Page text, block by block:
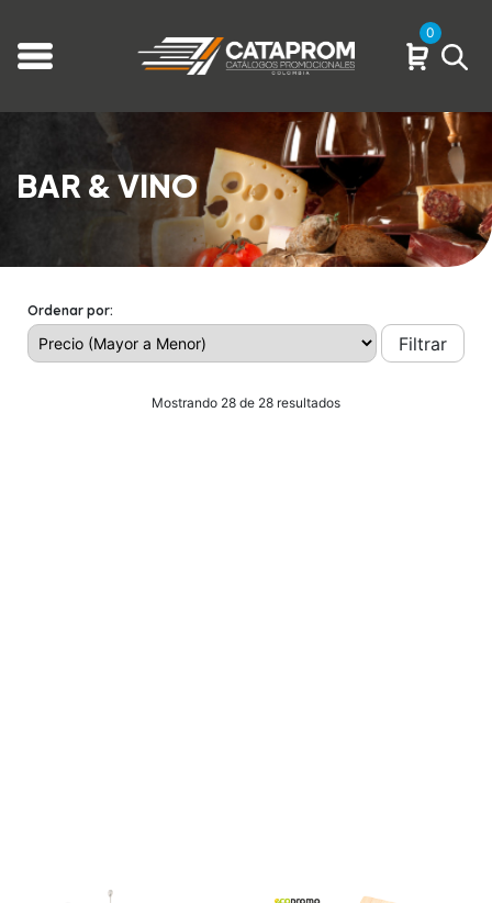
0
BAR & VINO
Ordenar por:
Filtrar
Mostrando 28 de 28 resultados